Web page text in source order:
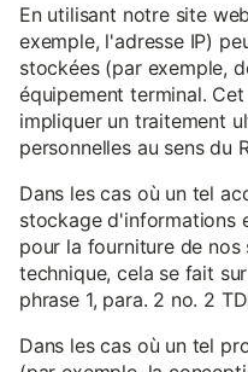
En utilisant notre site
exemple, l'adresse IP)
stockées (par exemple,
équipement terminal.
impliquer un traitement
personnelles au sens du
Dans les cas où un tel
stockage d'informations
pour la fourniture de nos
technique, cela se fait
phrase 1, para. 2 no. 2
Dans les cas où un tel